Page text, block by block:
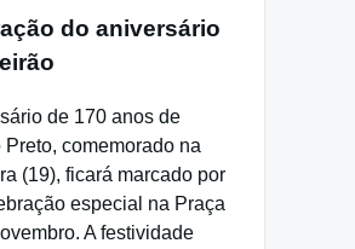
do aniversário
de 170 anos de
Preto, comemorado na
(19), ficará marcado por
especial na Praça
A festividade